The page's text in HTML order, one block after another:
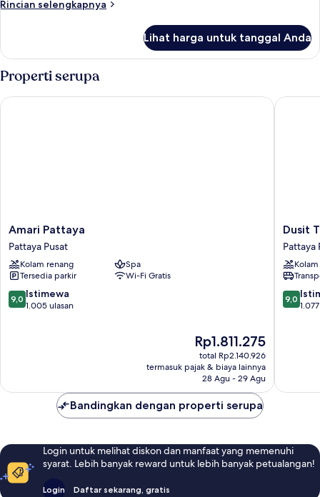
pemandangan
Tower)
Rincian selengkapnya
Rincian
Kamar
1
Tidur
Lihat harga untuk tanggal Anda
Properti serupa
Amari
Pattaya
Pattaya
Pusat
Amari Pattaya
Pattaya Pusat
Kolam renang
Spa
Tersedia parkir
Wi-Fi Gratis
9.0
dari
9,0 Istimewa
1.005 ulasan
Harga
sekarang
Rp1.811.275
Rp1.811.275
total Rp2.140.926
termasuk pajak & biaya lainnya
28 Agu - 29 Agu
Amari Pattaya
Dusit
Thani
Pattaya
Pattaya
Pusat
Dusit
Pattaya
9.0
dari
9,0
Dusit
Bandingkan dengan properti serupa
Login untuk melihat diskon dan manfaat yang memenuhi
syarat. Lebih banyak reward untuk lebih banyak petualangan!
Login Daftar sekarang, gratis